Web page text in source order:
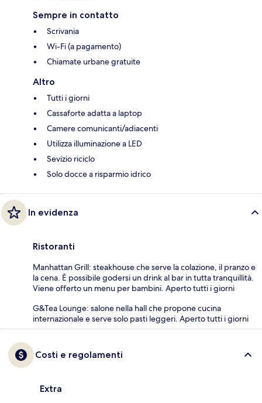
Sempre in contatto
Scrivania
Wi-Fi (a pagamento)
Chiamate urbane gratuite
Altro
Tutti i giorni
Cassaforte adatta a laptop
Camere comunicanti/adiacenti
Utilizza illuminazione a LED
Sevizio riciclo
Solo docce a risparmio idrico
In evidenza
Ristoranti
Manhattan Grill: steakhouse che serve la colazione, il pranzo e
la cena. È possibile godersi un drink al bar in tutta tranquillità.
Viene offerto un menu per bambini. Aperto tutti i giorni
G&Tea Lounge: salone nella hall che propone cucina
internazionale e serve solo pasti leggeri. Aperto tutti i giorni
Costi e regolamenti
Extra